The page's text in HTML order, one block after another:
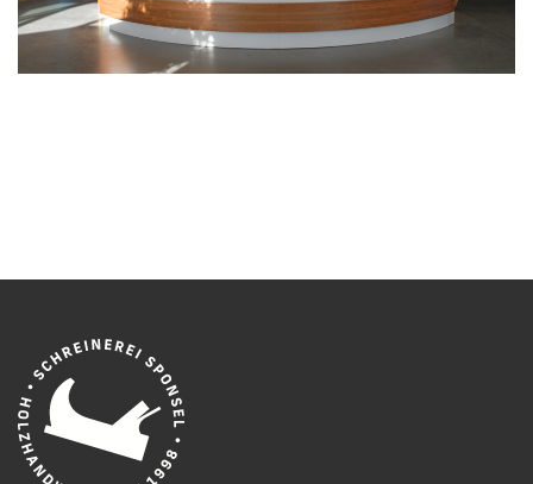
Objektausstattung
Reparatur / Service